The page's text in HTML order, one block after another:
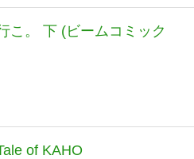
こ。 下 (ビームコミック
of KAHO